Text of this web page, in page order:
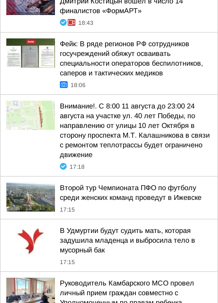
финалистов «ФормАРТ»
18:43
Фейк: В ряде регионов РФ сотрудников
госучреждений обяжут осваивать
специальности операторов беспилотников,
саперов и тактических медиков
18:06
Внимание!. С 8:00 11 августа до 23:00 24
августа на участке ул. 40 лет Победы, по
направлению от улицы 10 лет Октября в
сторону проспекта М.Т. Калашникова в связи
с ремонтом теплотрассы будет ограничено
движение
17:18
Второй тур Чемпионата ПФО по футболу
среди женских команд проведут в Ижевске
17:15
В Удмуртии будут судить мать, которая
задушила младенца и выбросила тело в
мусорный бак
17:15
Руководитель Камбарского МСО провел
личный прием граждан совместно с